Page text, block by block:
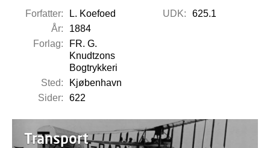
Forfatter:
L. Koefoed
År:
1884
Forlag:
FR. G.
Knudtzons
Bogtrykkeri
Sted:
Kjøbenhavn
Sider:
622
UDK: 625.1
Transport